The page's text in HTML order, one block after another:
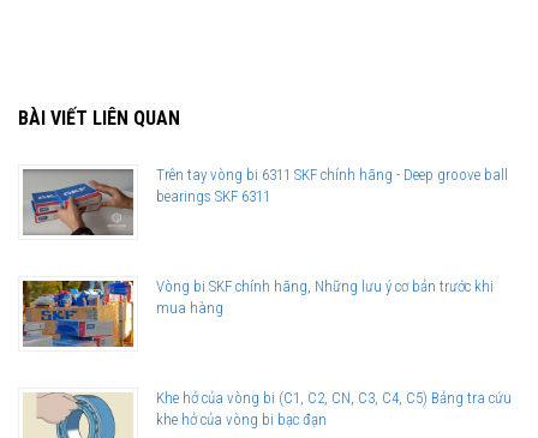
BÀI VIẾT LIÊN QUAN
Trên tay vòng bi 6311 SKF chính hãng - Deep groove ball
bearings SKF 6311
Vòng bi SKF chính hãng, Những lưu ý cơ bản trước khi
mua hàng
Khe hở của vòng bi (C1, C2, CN, C3, C4, C5) Bảng tra cứu
khe hở của vòng bi bạc đạn